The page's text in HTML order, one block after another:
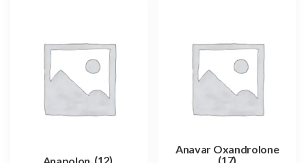
Anapolon (12)
Anavar Oxandrolone
(17)